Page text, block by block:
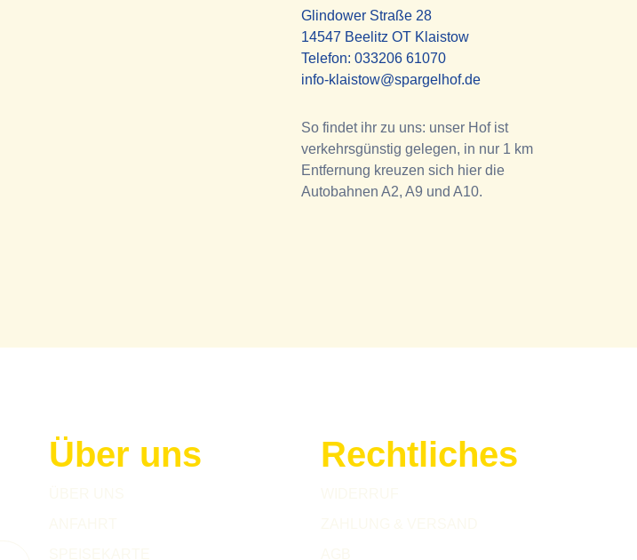
Glindower Straße 28
14547 Beelitz OT Klaistow
Telefon: 033206 61070
info-klaistow@spargelhof.de
So findet ihr zu uns: unser Hof ist
verkehrsgünstig gelegen, in nur 1 km
Entfernung kreuzen sich hier die
Autobahnen A2, A9 und A10.
Über uns Rechtliches